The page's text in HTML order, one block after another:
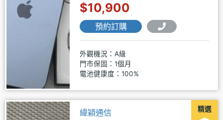
$10,900
預約訂購
外觀機況：A級
門市保固：1個月
電池健康度：100%
精選
緯穎通信